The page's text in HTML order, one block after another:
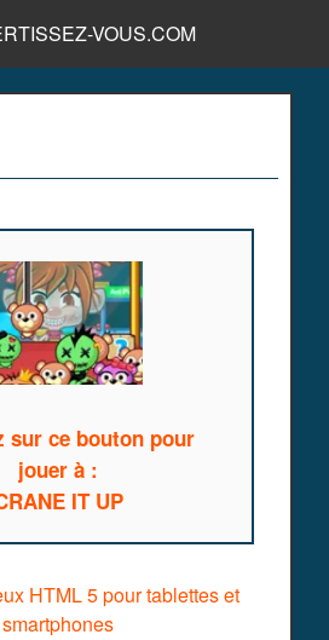
VOUS.COM
sur ce bouton pour
jouer à :
IT UP
HTML 5 pour tablettes et
smartphones